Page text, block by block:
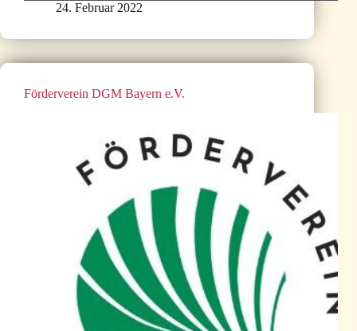
24. Februar 2022
Förderverein DGM Bayern e.V.